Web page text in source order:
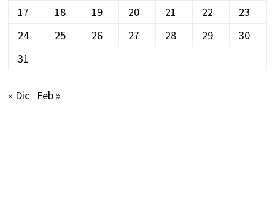
17
18 19 20 21 22
23
24
25 26 27 28 29
30
31
« Dic Feb »